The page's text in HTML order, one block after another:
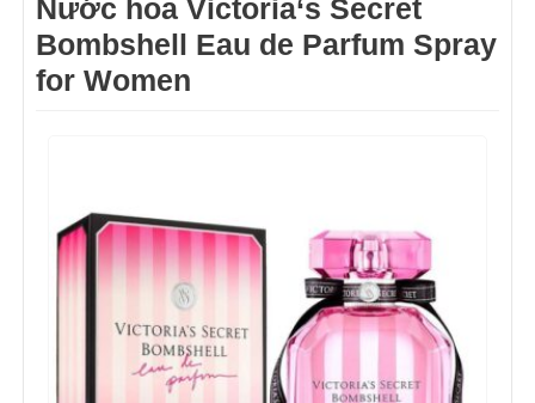
Nước hoa Victoria‘s Secret
Bombshell Eau de Parfum Spray
for Women